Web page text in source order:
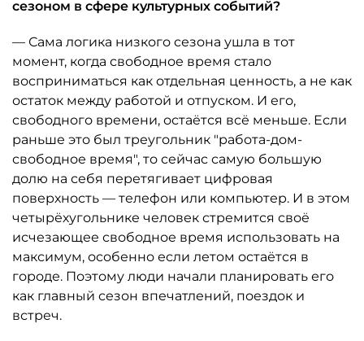
сезоном в сфере культурных событий?
— Сама логика низкого сезона ушла в тот
момент, когда свободное время стало
восприниматься как отдельная ценность, а не как
остаток между работой и отпуском. И его,
свободного времени, остаётся всё меньше. Если
раньше это был треугольник "работа-дом-
свободное время", то сейчас самую большую
долю на себя перетягивает цифровая
поверхность — телефон или компьютер. И в этом
четырёхугольнике человек стремится своё
исчезающее свободное время использовать на
максимум, особенно если летом остаётся в
городе. Поэтому люди начали планировать его
как главный сезон впечатлений, поездок и
встреч.